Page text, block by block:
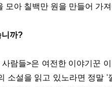
모아 칠백만 원을 만들어 가
니까?
람들>은 여전한 이야기꾼
소설을 읽고 있노라면 정말